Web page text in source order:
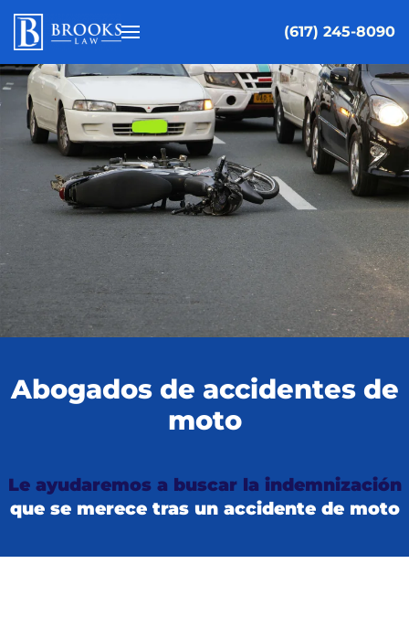
Ir al contenido principal
(617) 245-8090
Abogados de accidentes de
moto
Le ayudaremos a buscar la indemnización
que se merece tras un accidente de moto